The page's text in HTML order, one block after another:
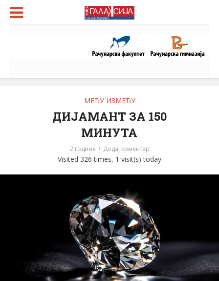
МЕЂУ ИЗМЕЂУ
ДИЈАМАНТ ЗА 150
МИНУТА
2 године Додај коментар
Visited 326 times, 1 visit(s) today